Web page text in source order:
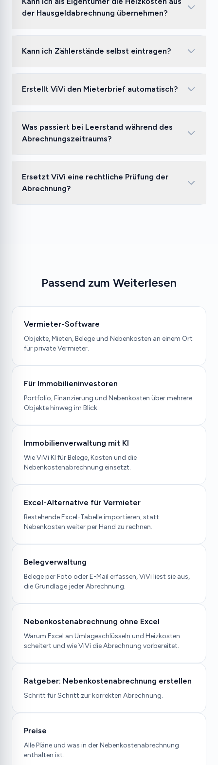
der Hausgeldabrechnung übernehmen?
Kann ich Zählerstände selbst eintragen?
Erstellt ViVi den Mieterbrief automatisch?
Was passiert bei Leerstand während des
Abrechnungszeitraums?
Ersetzt ViVi eine rechtliche Prüfung der
Abrechnung?
Passend zum Weiterlesen
Vermieter-Software
Objekte, Mieten, Belege und Nebenkosten an einem Ort
für private Vermieter.
Für Immobilieninvestoren
Portfolio, Finanzierung und Nebenkosten über mehrere
Objekte hinweg im Blick.
Immobilienverwaltung mit KI
Wie ViVi KI für Belege, Kosten und die
Nebenkostenabrechnung einsetzt.
Excel-Alternative für Vermieter
Bestehende Excel-Tabelle importieren, statt
Nebenkosten weiter per Hand zu rechnen.
Belegverwaltung
Belege per Foto oder E-Mail erfassen, ViVi liest sie aus,
die Grundlage jeder Abrechnung.
Nebenkostenabrechnung ohne Excel
Warum Excel an Umlageschlüsseln und Heizkosten
scheitert und wie ViVi die Abrechnung vorbereitet.
Ratgeber: Nebenkostenabrechnung erstellen
Schritt für Schritt zur korrekten Abrechnung.
Preise
Alle Pläne und was in der Nebenkostenabrechnung
enthalten ist.